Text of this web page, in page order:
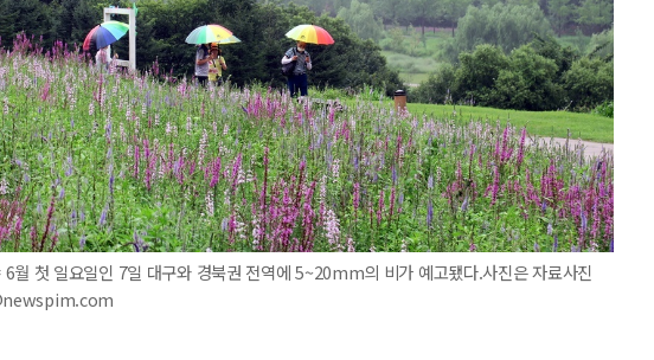
월 첫 일요일인 7일 대구와 경북권 전역에 5~20mm의 비가 예고됐다.사진은 자료사진